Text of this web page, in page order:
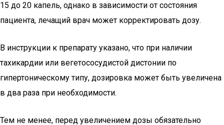
15 до 20 капель, однако в зависимости от состояния
пациента, лечащий врач может корректировать дозу.
В инструкции к препарату указано, что при наличии
тахикардии или вегетососудистой дистонии по
гипертоническому типу, дозировка может быть увеличена
в два раза при необходимости.
Тем не менее, перед увеличением дозы обязательно